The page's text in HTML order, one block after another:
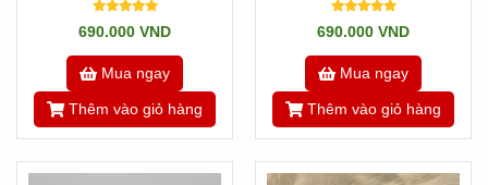
Newsun Tân Nhật Minh
Tannhatminh.com
https://cupsukien.com/
loại - 20
690.000 VND
Mua ngay
Thêm vào giỏ hàng
690.000 VND
Mua ngay
Thêm vào giỏ hàng